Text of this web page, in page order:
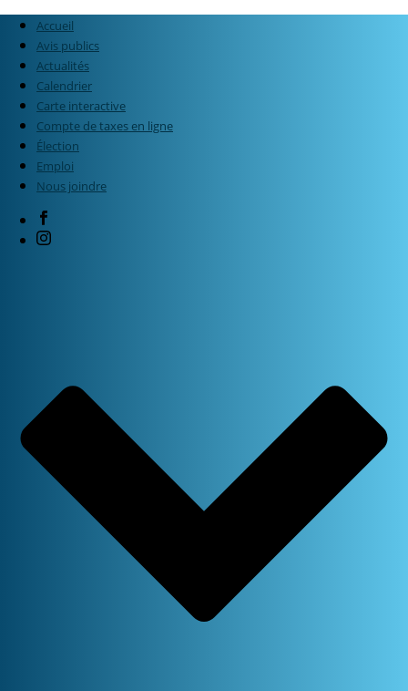
Accueil
Avis publics
Actualités
Calendrier
Carte interactive
Compte de taxes en ligne
Élection
Emploi
Nous joindre